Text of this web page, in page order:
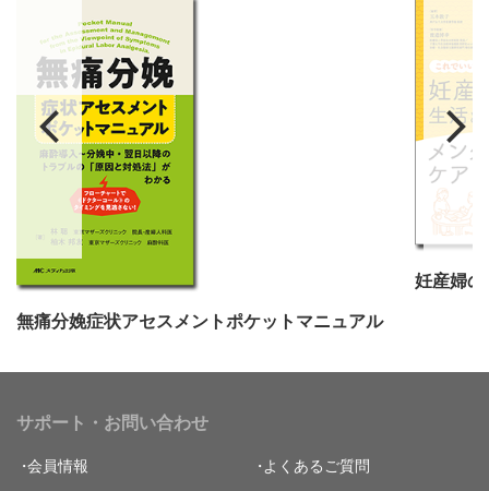
無痛分娩症状アセスメントポケットマニュアル
サポート・お問い合わせ
会員情報 よくあるご質問